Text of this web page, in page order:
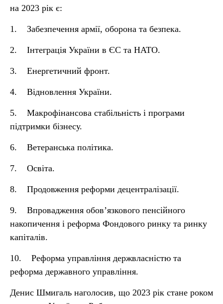
на 2023 рік є:
1. Забезпечення армії, оборона та безпека.
2. Інтеграція України в ЄС та НАТО.
3. Енергетичний фронт.
4. Відновлення України.
5. Макрофінансова стабільність і програми
підтримки бізнесу.
6. Ветеранська політика.
7. Освіта.
8. Продовження реформи децентралізації.
9. Впровадження обов’язкового пенсійного
накопичення і реформа Фондового ринку та ринку
капіталів.
10. Реформа управління держвласністю та
реформа державного управління.
Денис Шмигаль наголосив, що 2023 рік стане роком